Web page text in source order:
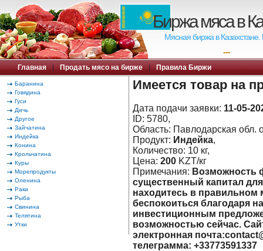
Биржа мяса в
Мясная биржа в
---
Главная | Продать мясо на бирже | Правила Биржи
Баранина
Говядина
Гуси
Дичь
Другое
Зайчатина
Индейка
Конина
Крольчатина
Куры
Морепродукты
Оленина
Раки
Рыба
Свинина
Телятина
Утки
Имеется товар на
Дата подачи заявки: 11-05-
ID: 5780,
Область: Павлодарская обл.
Продукт: Индейка,
Количество: 10 кг,
Цена: 200 KZT/кг
Примечания: Возможность
существенный капитал
находитесь в правильном
беспокоиться
инвестиционным
возможностью сейчас.
электронная
телеграмма: +33773591337